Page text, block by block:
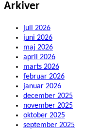
Arkiver
juli 2026
juni 2026
maj 2026
april 2026
marts 2026
februar 2026
januar 2026
december 2025
november 2025
oktober 2025
september 2025